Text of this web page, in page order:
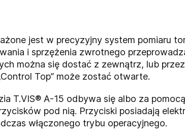
jest w precyzyjny system pomiaru
i sprzężenia zwrotnego
można się dostać z zewnątrz, lub
Top” może zostać otwarte.
T.VIS® A-15 odbywa się albo za
pod nią. Przyciski posiadają
włączonego trybu operacyjnego.